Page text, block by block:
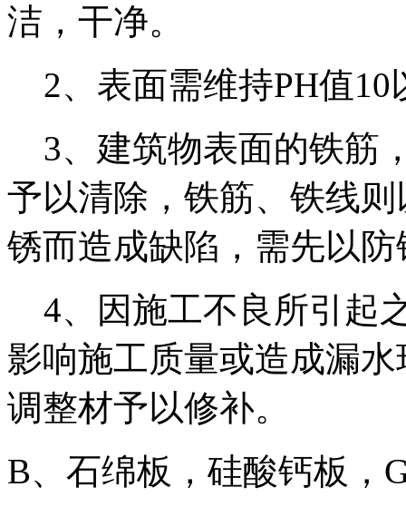
洁，干净。
2、表面需维持PH值10
3、建筑物表面的铁筋
予以清除，铁筋、铁线
锈而造成缺陷，需先以
4、因施工不良所引起
影响施工质量或造成漏
调整材予以修补。
B、石绵板，硅酸钙板，